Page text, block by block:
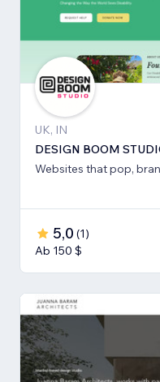
UK, IN
DESIGN BOOM
Websites that pop,
5,0 (1)
Ab 150 $